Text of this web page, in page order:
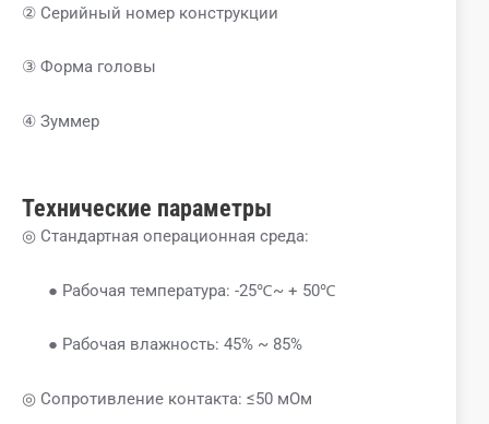
② Серийный номер конструкции
③ Форма головы
④ Зуммер
Технические параметры
◎ Стандартная операционная среда:
● Рабочая температура: -25℃~ + 50℃
● Рабочая влажность: 45% ~ 85%
◎ Сопротивление контакта: ≤50 мОм